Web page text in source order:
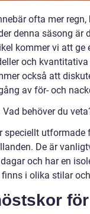
ofta mer
denna säsong
kommer vi att
och
också att
av för- och
behöver du
speciellt
De är
och har en
finns i olika stilar